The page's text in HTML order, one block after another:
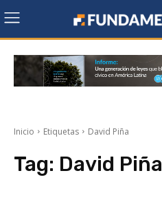
Inicio Etiquetas David Piña
Tag: David Piña